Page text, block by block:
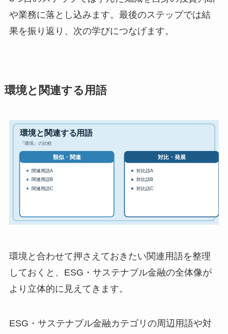
や業務に落とし込みます。最後のステップでは結
果を振り返り、次の学びにつなげます。
環境と関連する用語
環境と合わせて押さえておきたい関連用語を整理
しておくと、ESG・サステナブル金融の全体像が
より立体的に見えてきます。
ESG・サステナブル金融カテゴリの周辺用語や対